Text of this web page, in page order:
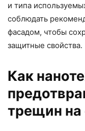
и типа
соблюдать
фасадом, чтобы
защитные свойства.
Как
трещин на